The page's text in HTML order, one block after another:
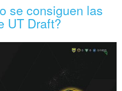
se consiguen las
UT Draft?